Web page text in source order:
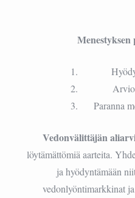
Paranna
Vedonvälittäjän
löytämättömiä aarteita.
ja hyödyntämään
vedonlyöntimarkkinat